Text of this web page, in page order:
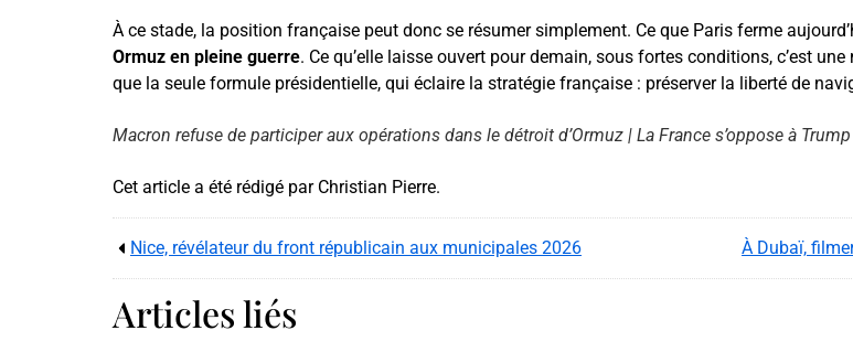
À ce stade, la position française peut donc se résumer simplement. Ce que Paris ferme
Ormuz en pleine guerre. Ce qu’elle laisse ouvert pour demain, sous fortes conditions, c’est
que la seule formule présidentielle, qui éclaire la stratégie française : préserver la liberté de
Contenu YouTube
En chargeant ce contenu, vous acceptez d’être
Macron refuse de participer aux opérations dans le détroit d’Ormuz | La France s’oppose à
Cet article a été rédigé par Christian Pierre.
Nice, révélateur du front républicain aux municipales 2026
Articles liés